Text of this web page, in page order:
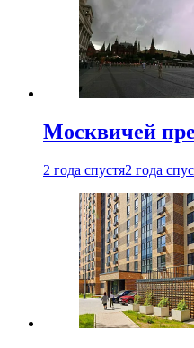
Москвичей
2 года спустя2 года